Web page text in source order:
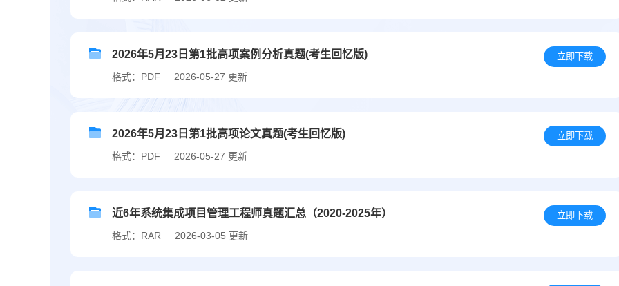
2026年5月23日第1批高项案例分析真题(考生回忆版)
格式：PDF 2026-05-27 更新
立即下载
2026年5月23日第1批高项论文真题(考生回忆版)
格式：PDF 2026-05-27 更新
立即下载
近6年系统集成项目管理工程师真题汇总（2020-2025年）
格式：RAR 2026-03-05 更新
立即下载